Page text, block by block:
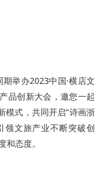
举办2023中国·横店文
品创新大会，邀您一起
模式，共同开启“诗画浙
领文旅产业不断突破创
态度。